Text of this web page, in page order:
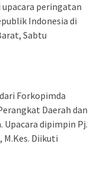
peringatan
Indonesia di
Sabtu
Forkopimda
Daerah dan
dipimpin Pj.
Diikuti